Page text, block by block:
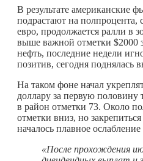
В результате американские
подрастают на полпроцента,
евро, продолжается ралли в
выше важной отметки $2000
нефть, последние недели
позитив, сегодня поднялась
На таком фоне начал
доллару за первую половину
в район отметки 73. Около
отметки вниз, но
началось плавное
«После прохождения